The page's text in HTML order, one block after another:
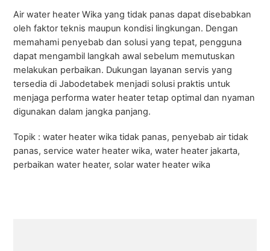
Air water heater Wika yang tidak panas dapat disebabkan
oleh faktor teknis maupun kondisi lingkungan. Dengan
memahami penyebab dan solusi yang tepat, pengguna
dapat mengambil langkah awal sebelum memutuskan
melakukan perbaikan. Dukungan layanan servis yang
tersedia di Jabodetabek menjadi solusi praktis untuk
menjaga performa water heater tetap optimal dan nyaman
digunakan dalam jangka panjang.
Topik : water heater wika tidak panas, penyebab air tidak
panas, service water heater wika, water heater jakarta,
perbaikan water heater, solar water heater wika